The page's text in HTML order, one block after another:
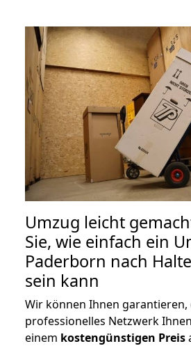
Umzug leicht
Sie, wie einfach ein
Paderborn nach
sein kann
Wir können Ihnen garantieren,
professionelles Netzwerk
einem kostengünstigen Preis